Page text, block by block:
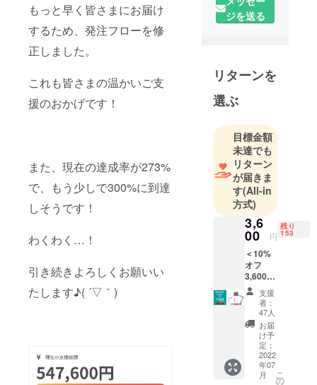
もっと早く皆さまにお届け
するため、発注フローを修
正しました。
これも皆さまの温かいご支
援のおかげです！
また、現在の達成率が273%
で、もう少しで300%に到達
しそうです！
わくわく…！
引き続きよろしくお願いい
たします♪( ´▽｀)
名前の由来
は、 品質と
にしていき
たいとの願
いからこの
ました。
私たちは、
品質管理を
徹底的に行
い、 安心・
安全で皆様
に喜んでい
ただける商
品づくりを
モットーに
しておりま
また、めま
ぐるしく変
化する最新
ジを送る
リターンを
選ぶ
目標金額
未達でも
リターン
が届きま
す(All-in
方式)
3,6
00 円
残り
153
＜10%
オフ
3,600円
＞ 希望
販売価
4,000円
[TABLE
STAND]
×1点 ※
送料は
支援
者：
47人
お届
け予
定：
2022
年07
月
こ
の